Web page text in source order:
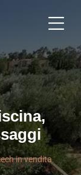
in vendita